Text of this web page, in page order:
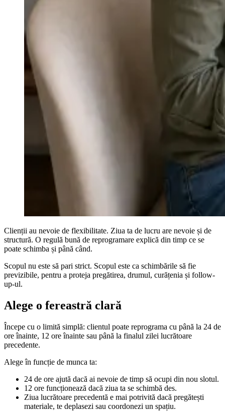
Clienții au nevoie de flexibilitate. Ziua ta de lucru are nevoie și de
structură. O regulă bună de reprogramare explică din timp ce se
poate schimba și până când.
Scopul nu este să pari strict. Scopul este ca schimbările să fie
previzibile, pentru a proteja pregătirea, drumul, curățenia și follow-
up-ul.
Alege o fereastră clară
Începe cu o limită simplă: clientul poate reprograma cu până la 24 de
ore înainte, 12 ore înainte sau până la finalul zilei lucrătoare
precedente.
Alege în funcție de munca ta:
24 de ore ajută dacă ai nevoie de timp să ocupi din nou slotul.
12 ore funcționează dacă ziua ta se schimbă des.
Ziua lucrătoare precedentă e mai potrivită dacă pregătești
materiale, te deplasezi sau coordonezi un spațiu.